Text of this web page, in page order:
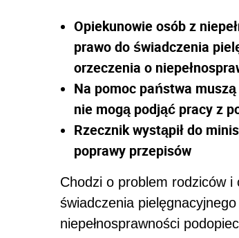
Opiekunowie osób z
prawo do świadczenia
orzeczenia o
Na pomoc państwa
nie mogą podjąć pracy z
Rzecznik wystąpił do
poprawy przepisów
Chodzi o problem rodziców i
świadczenia
niepełnosprawności